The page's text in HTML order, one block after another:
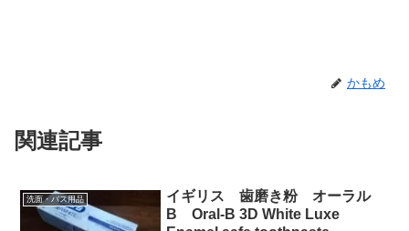
かもめ
関連記事
洗面・バス用品
イギリス 歯磨き粉 オーラル
B Oral-B 3D White Luxe